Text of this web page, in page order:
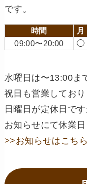
です。
時間 月
09:00〜20:00
◯
水曜日は〜13:00ま
祝日も営業しており
日曜日が定休日で
お知らせにて休業
>>お知らせはこちら